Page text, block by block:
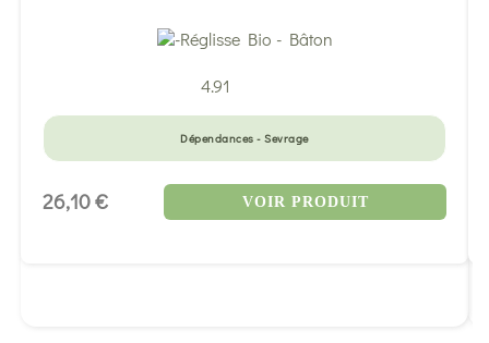
4.91
Dépendances - Sevrage
26,10 € VOIR PRODUIT